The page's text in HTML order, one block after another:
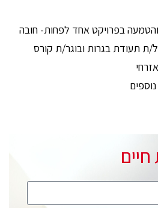
והטמעה בפרויקט אחד לפחות- חובה
ובעל/ת תעודת בגרות ובוגר/ת קורס